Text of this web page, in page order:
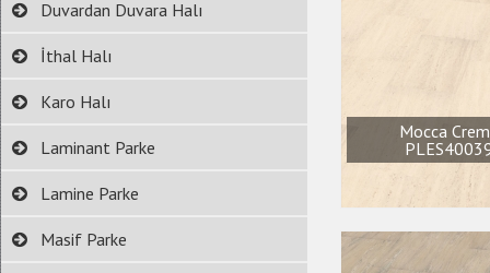
Duvardan Duvara Halı
İthal Halı
Karo Halı
Laminant Parke
Lamine Parke
Masif Parke
Mocca